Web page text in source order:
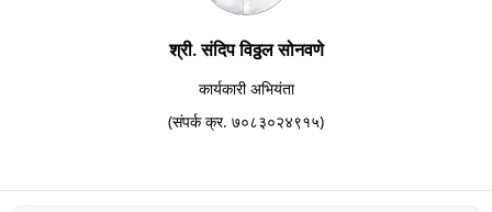
श्री. संदिप विठ्ठल सोनवणे
कार्यकारी अभियंता
(संपर्क क्र. ७०८३०२४९१५)